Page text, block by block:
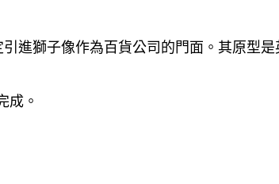
進獅子像作為百貨公司的門面。其原型
成。